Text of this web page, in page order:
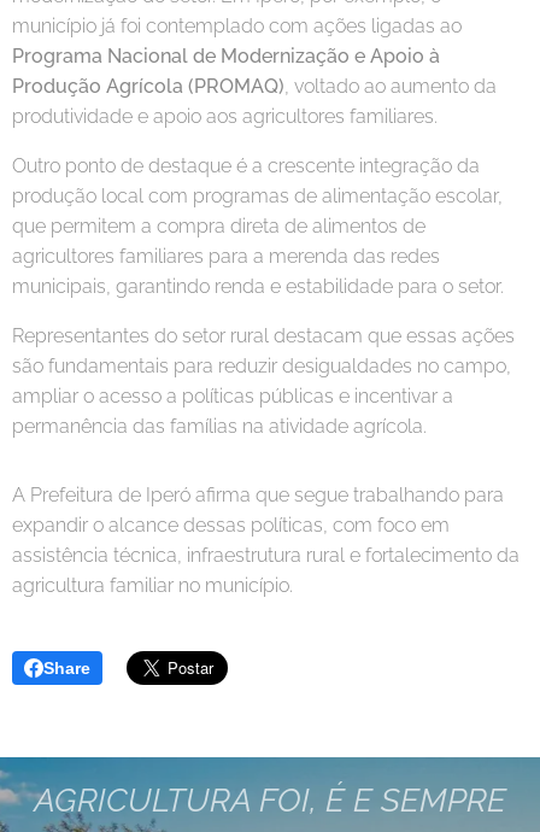
município já foi contemplado com ações ligadas ao
Programa Nacional de Modernização e Apoio à
Produção Agrícola (PROMAQ), voltado ao aumento da
produtividade e apoio aos agricultores familiares.
Outro ponto de destaque é a crescente integração da
produção local com programas de alimentação escolar,
que permitem a compra direta de alimentos de
agricultores familiares para a merenda das redes
municipais, garantindo renda e estabilidade para o setor.
Representantes do setor rural destacam que essas ações
são fundamentais para reduzir desigualdades no campo,
ampliar o acesso a políticas públicas e incentivar a
permanência das famílias na atividade agrícola.
A Prefeitura de Iperó afirma que segue trabalhando para
expandir o alcance dessas políticas, com foco em
assistência técnica, infraestrutura rural e fortalecimento da
agricultura familiar no município.
Share
AGRICULTURA FOI, É E SEMPRE